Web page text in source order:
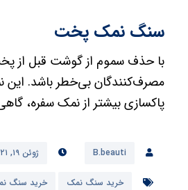
سنگ نمک پخت
با حذف سموم از گوشت قبل از
مصرف‌کنندگان بی‌خطر باشد.
پاکسازی بیشتر از نمک سفره،
B.beauti ژوئن ۱۹, ۲۰۲۱
خرید سنگ نمک خرید سنگ